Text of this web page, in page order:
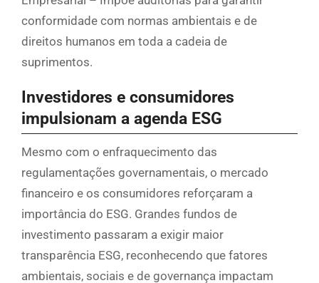
conformidade com normas ambientais e de
direitos humanos em toda a cadeia de
suprimentos.
Investidores e consumidores
impulsionam a agenda ESG
Mesmo com o enfraquecimento das
regulamentações governamentais, o mercado
financeiro e os consumidores reforçaram a
importância do ESG. Grandes fundos de
investimento passaram a exigir maior
transparência ESG, reconhecendo que fatores
ambientais, sociais e de governança impactam